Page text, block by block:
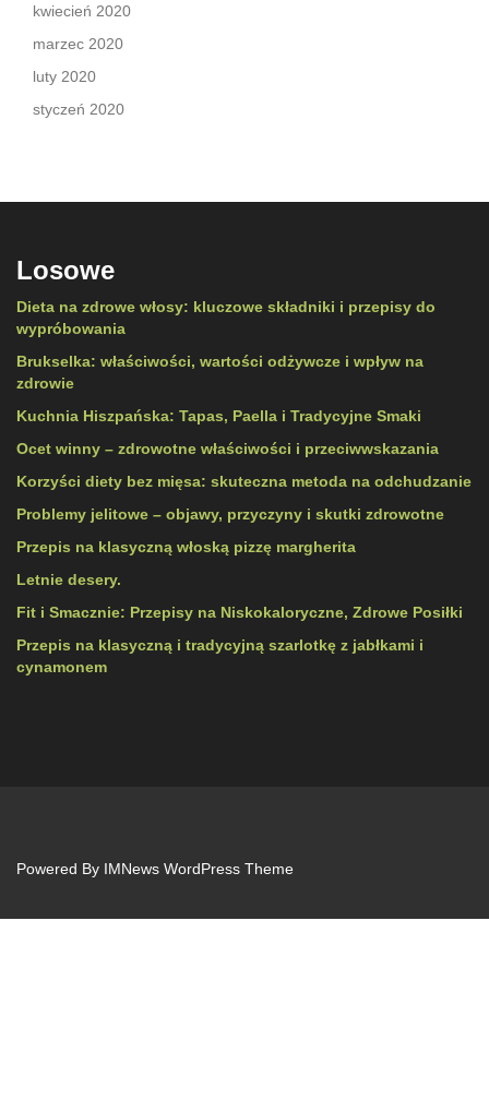
kwiecień 2020
marzec 2020
luty 2020
styczeń 2020
Losowe
Dieta na zdrowe włosy: kluczowe składniki i przepisy do
wypróbowania
Brukselka: właściwości, wartości odżywcze i wpływ na
zdrowie
Kuchnia Hiszpańska: Tapas, Paella i Tradycyjne Smaki
Ocet winny – zdrowotne właściwości i przeciwwskazania
Korzyści diety bez mięsa: skuteczna metoda na odchudzanie
Problemy jelitowe – objawy, przyczyny i skutki zdrowotne
Przepis na klasyczną włoską pizzę margherita
Letnie desery.
Fit i Smacznie: Przepisy na Niskokaloryczne, Zdrowe Posiłki
Przepis na klasyczną i tradycyjną szarlotkę z jabłkami i
cynamonem
Powered By IMNews WordPress Theme